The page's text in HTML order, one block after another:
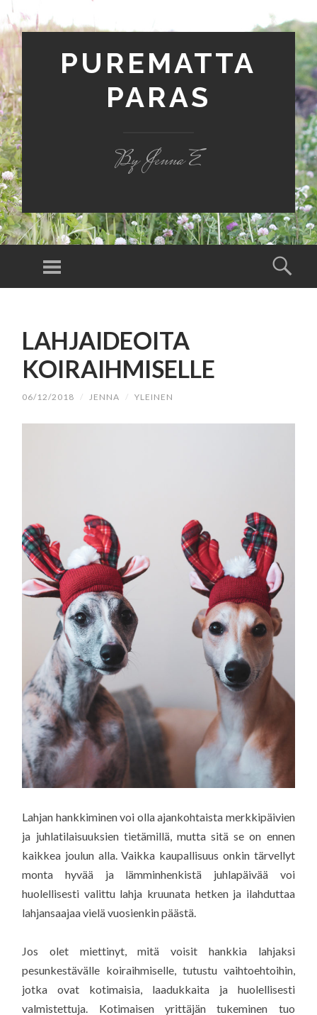
PUREMATTA
PARAS
By Jenna E
Valikko
LAHJAIDEOITA
KOIRAIHMISELLE
06/12/2018 / JENNA / YLEINEN
Lahjan hankkiminen voi olla ajankohtaista merkkipäivien
ja juhlatilaisuuksien tietämillä, mutta sitä se on ennen
kaikkea joulun alla. Vaikka kaupallisuus onkin tärvellyt
monta hyvää ja lämminhenkistä juhlapäivää voi
huolellisesti valittu lahja kruunata hetken ja ilahduttaa
lahjansaajaa vielä vuosienkin päästä.
Jos olet miettinyt, mitä voisit hankkia lahjaksi
pesunkestävälle koiraihmiselle, tutustu vaihtoehtoihin,
jotka ovat kotimaisia, laadukkaita ja huolellisesti
valmistettuja. Kotimaisen yrittäjän tukeminen tuo